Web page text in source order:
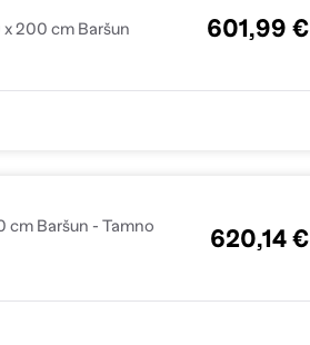
x 200 cm Baršun 601,99 €
cm Baršun - Tamno
620,14 €